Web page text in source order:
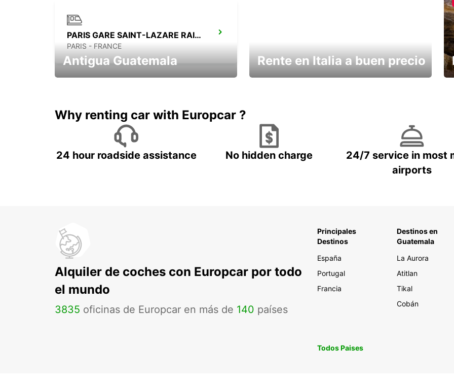
PARIS GARE SAINT-LAZARE RAILWAY STATION
PARIS - FRANCE
Antigua Guatemala Rente en Italia a buen precio
Why renting car with Europcar ?
24 hour roadside assistance No hidden charge
24/7 service in most
airports
Alquiler de coches con Europcar por todo
el mundo
3835 oficinas de Europcar en más de 140 países
Principales
Destinos
España
Portugal
Francia
Destinos en
Guatemala
La Aurora
Atitlan
Tikal
Cobán
Todos Paises